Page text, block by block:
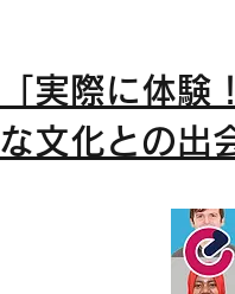
「実際に体
な文化との出